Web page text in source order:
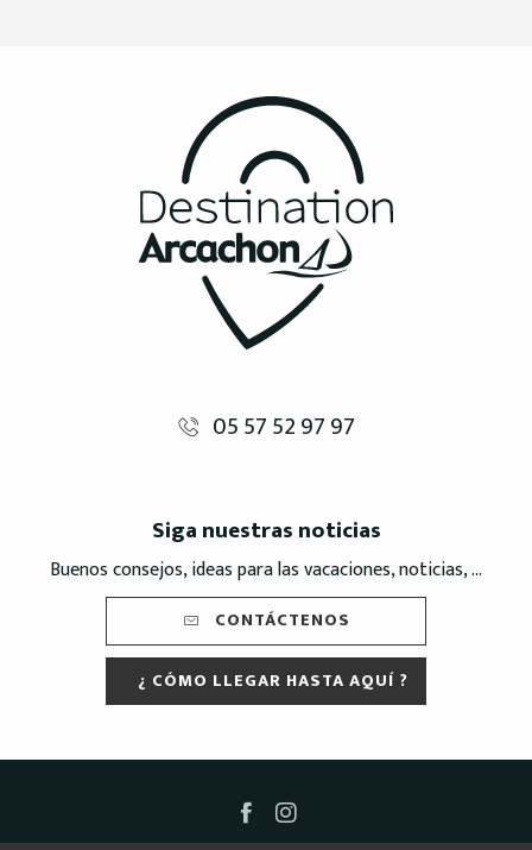
05 57 52 97 97
Siga nuestras noticias
Buenos consejos, ideas para las vacaciones, noticias, ...
CONTÁCTENOS
¿ CÓMO LLEGAR HASTA AQUÍ ?